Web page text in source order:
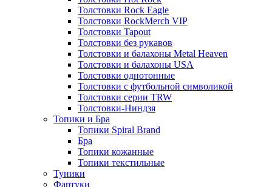
Толстовки Rock Eagle
Толстовки RockMerch VIP
Толстовки Tapout
Толстовки без рукавов
Толстовки и балахоны Metal Heaven
Толстовки и балахоны USA
Толстовки однотонные
Толстовки с футбольной символикой
Толстовки серии TRW
Толстовки-Ниндзя
Топики и Бра
Топики Spiral Brand
Бра
Топики кожанные
Топики текстильные
Туники
Фартуки